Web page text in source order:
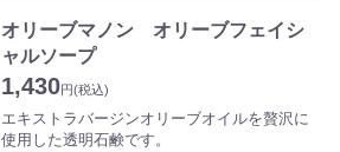
白桃ネクターは岡山県産の白桃を40％以上使
用した贅沢感のあるジュースです。
オリーブマノン オリーブフェイシ
ャルソープ
1,430円(税込)
エキストラバージンオリーブオイルを贅沢に
使用した透明石鹸です。